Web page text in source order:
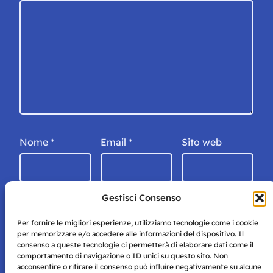
Gestisci Consenso
Per fornire le migliori esperienze, utilizziamo tecnologie come i cookie
per memorizzare e/o accedere alle informazioni del dispositivo. Il
consenso a queste tecnologie ci permetterà di elaborare dati come il
comportamento di navigazione o ID unici su questo sito. Non
acconsentire o ritirare il consenso può influire negativamente su alcune
Nome * Email * Sito web